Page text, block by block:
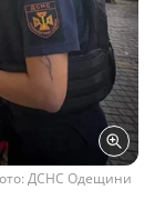
ДСНС Одещини